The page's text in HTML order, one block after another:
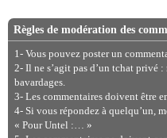
Règles de modération des
1- Vous pouvez poster un
2- Il ne s’agit pas d’un tchat privé
bavardages.
3- Les commentaires doivent être
4- Si vous répondez à quelqu’un,
« Pour Untel :… »